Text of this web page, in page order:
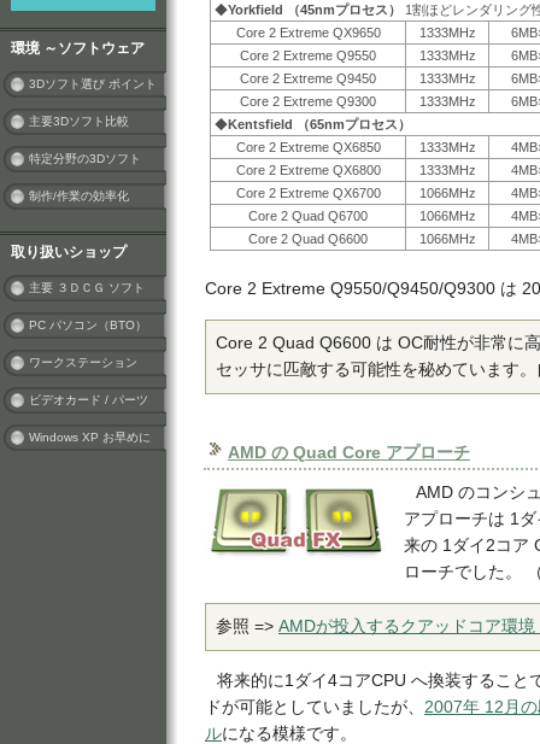
環境 ～ソフトウェア
3Dソフト選び ポイント
主要3Dソフト比較
特定分野の3Dソフト
制作/作業の効率化
取り扱いショップ
主要 ３ＤＣＧ ソフト
PC パソコン（BTO）
ワークステーション
ビデオカード / パーツ
Windows XP お早めに
◆Yorkfield （45nmプロセス）
1割ほどレンダリング
Core 2 Extreme QX9650
1333MHz
Core 2 Extreme Q9550
1333MHz
Core 2 Extreme Q9450
1333MHz
Core 2 Extreme Q9300
1333MHz
◆Kentsfield （65nmプロセス）
Core 2 Extreme QX6850
1333MHz
Core 2 Extreme QX6800
1333MHz
Core 2 Extreme QX6700
1066MHz
Core 2 Quad Q6700
1066MHz
Core 2 Quad Q6600
1066MHz
Core 2 Extreme Q9550/Q9450/Q9300 は
Core 2 Quad Q6600 は OC耐性が非常に
セッサに匹敵する可能性を秘めています
AMD の Quad Core アプローチ
AMD のコンシ
アプローチは 1
来の 1ダイ2コア
ローチでした。
参照 => AMDが投入するクアッドコア環
将来的に1ダイ4コアCPU へ換装すること
ドが可能としていましたが、 2007年 12月
ルになる模様です。